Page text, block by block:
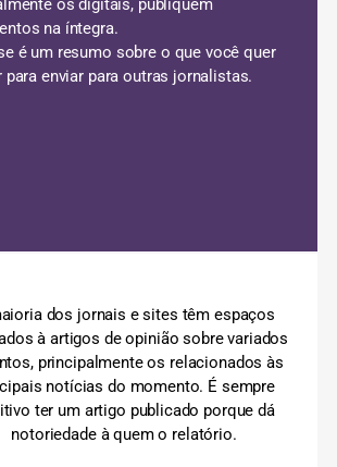
os digitais, publiquem
na íntegra.
é um resumo sobre o que você quer
para enviar para outras jornalistas.
dos jornais e sites têm espaços
à artigos de opinião sobre variados
principalmente os relacionados às
notícias do momento. É sempre
ter um artigo publicado porque dá
notoriedade à quem o relatório.